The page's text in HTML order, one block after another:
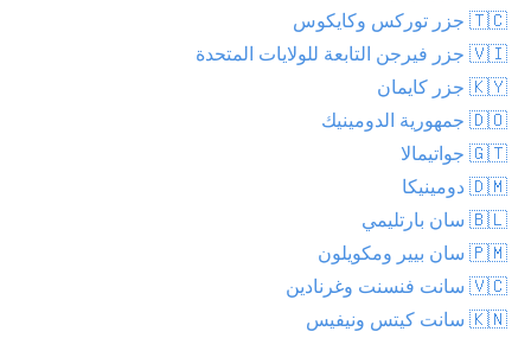
🇹🇨 جزر توركس وكايكوس
🇻🇮 جزر فيرجن التابعة للولايات المتحدة
🇰🇾 جزر كايمان
🇩🇴 جمهورية الدومينيك
🇬🇹 جواتيمالا
🇩🇲 دومينيكا
🇧🇱 سان بارتليمي
🇵🇲 سان بيير ومكويلون
🇻🇨 سانت فنسنت وغرنادين
🇰🇳 سانت كيتس ونيفيس